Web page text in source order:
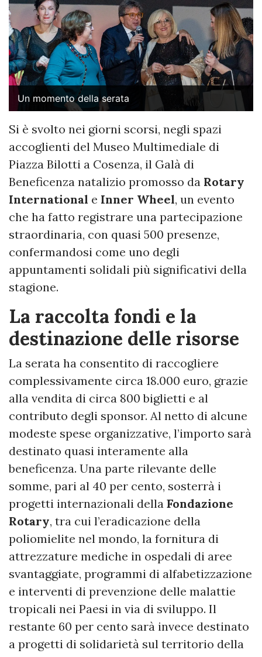
Un momento della serata
Si è svolto nei giorni scorsi, negli spazi
accoglienti del Museo Multimediale di
Piazza Bilotti a Cosenza, il Galà di
Beneficenza natalizio promosso da Rotary
International e Inner Wheel, un evento
che ha fatto registrare una partecipazione
straordinaria, con quasi 500 presenze,
confermandosi come uno degli
appuntamenti solidali più significativi della
stagione.
La raccolta fondi e la
destinazione delle risorse
La serata ha consentito di raccogliere
complessivamente circa 18.000 euro, grazie
alla vendita di circa 800 biglietti e al
contributo degli sponsor. Al netto di alcune
modeste spese organizzative, l’importo sarà
destinato quasi interamente alla
beneficenza. Una parte rilevante delle
somme, pari al 40 per cento, sosterrà i
progetti internazionali della Fondazione
Rotary, tra cui l’eradicazione della
poliomielite nel mondo, la fornitura di
attrezzature mediche in ospedali di aree
svantaggiate, programmi di alfabetizzazione
e interventi di prevenzione delle malattie
tropicali nei Paesi in via di sviluppo. Il
restante 60 per cento sarà invece destinato
a progetti di solidarietà sul territorio della